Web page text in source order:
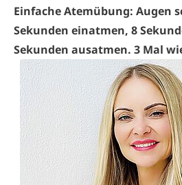
Einfache Atemübung: Augen
Sekunden einatmen, 8
Sekunden ausatmen. 3 Mal